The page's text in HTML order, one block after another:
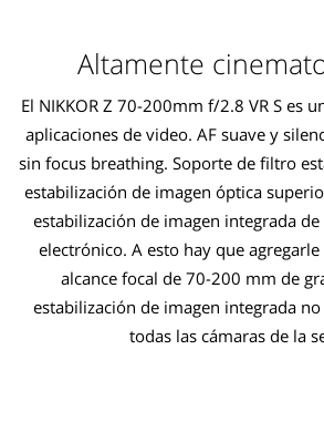
Altamente
El NIKKOR Z 70-200mm f/2.8 VR S es
aplicaciones de video. AF suave y
sin focus breathing. Soporte de filtro
estabilización de imagen óptica
estabilización de imagen integrada
electrónico. A esto hay que
alcance focal de 70-200 mm de
estabilización de imagen integrada
todas las cámaras de la